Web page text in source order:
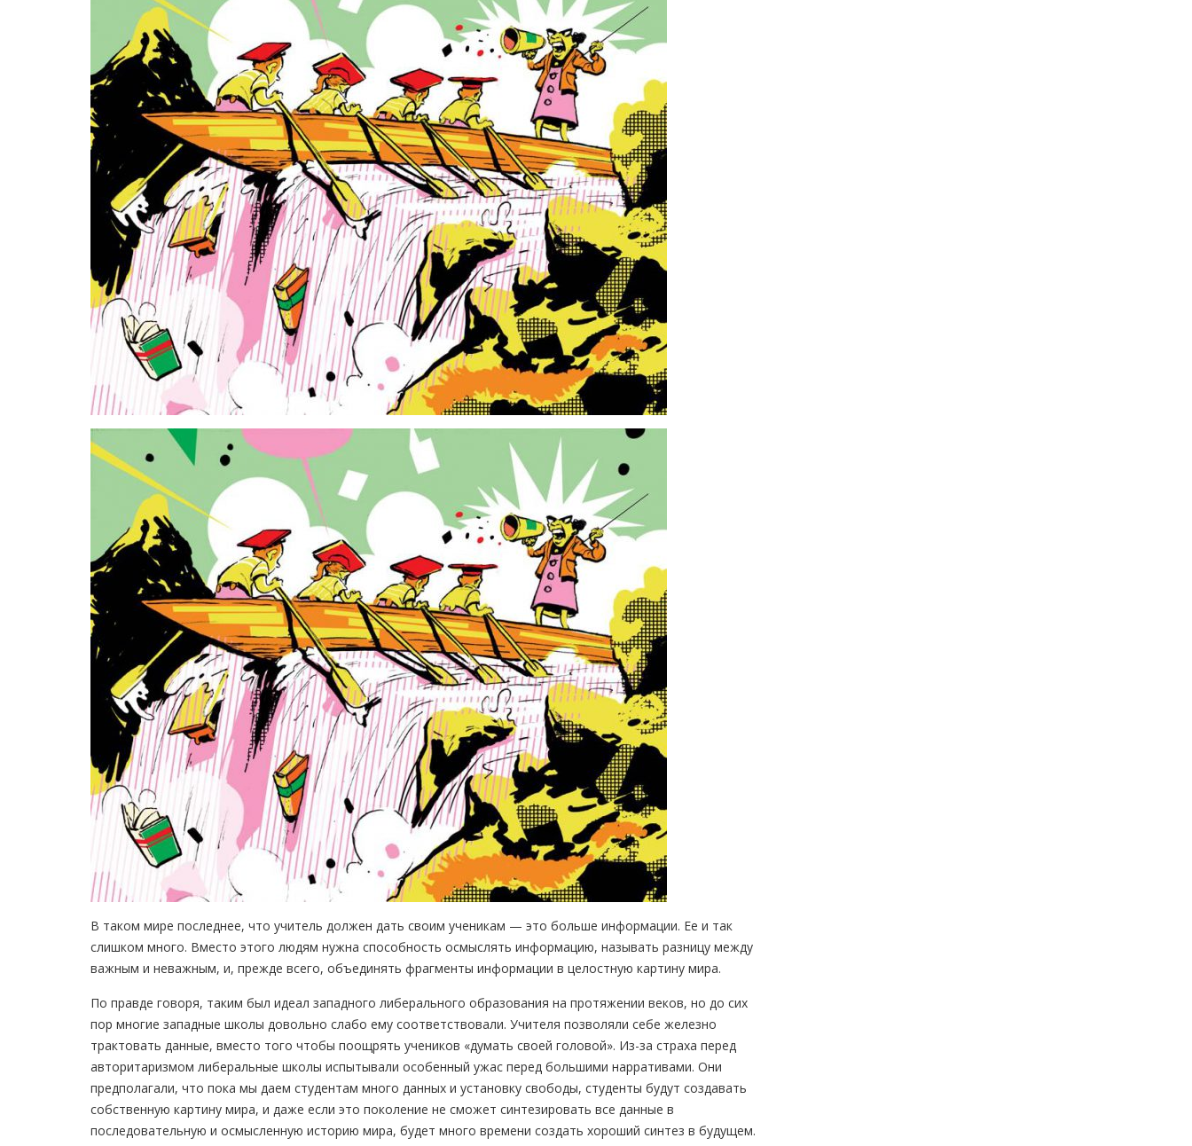
В таком мире последнее, что учитель должен дать своим ученикам — это больше информации. Ее и так
слишком много. Вместо этого людям нужна способность осмыслять информацию, называть разницу между
важным и неважным, и, прежде всего, объединять фрагменты информации в целостную картину мира.
По правде говоря, таким был идеал западного либерального образования на протяжении веков, но до сих
пор многие западные школы довольно слабо ему соответствовали. Учителя позволяли себе железно
трактовать данные, вместо того чтобы поощрять учеников «думать своей головой». Из-за страха перед
авторитаризмом либеральные школы испытывали особенный ужас перед большими нарративами. Они
предполагали, что пока мы даем студентам много данных и установку свободы, студенты будут создавать
собственную картину мира, и даже если это поколение не сможет синтезировать все данные в
последовательную и осмысленную историю мира, будет много времени создать хороший синтез в будущем.